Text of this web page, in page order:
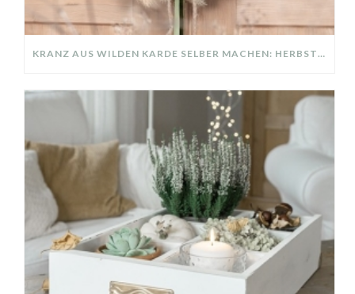
KRANZ AUS WILDEN KARDE SELBER MACHEN: HERBSTDEKO GANZ EINFACH